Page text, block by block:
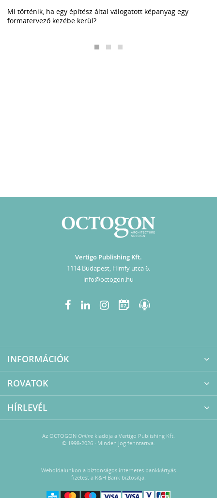
Mi történik, ha egy építész által válogatott képanyag egy
formatervező kezébe kerül?
Vertigo Publishing Kft.
1114 Budapest, Himfy utca 6.
info@octogon.hu
07
INFORMÁCIÓK
ROVATOK
HÍRLEVÉL
Az OCTOGON Online kiadója a Vertigo Publishing Kft.
© 1998-2026 · Minden jog fenntartva.
Weboldalunkon a biztonságos internetes bankkártyás
fizetést a K&H Bank biztosítja.